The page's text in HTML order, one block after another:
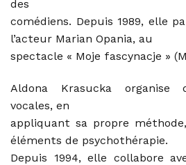
des
comédiens. Depuis 1989, elle
l’acteur Marian Opania, au
spectacle « Moje fascynacje »
Aldona Krasucka organise
vocales, en
appliquant sa propre
éléments de psychothérapie.
Depuis 1994, elle collabore